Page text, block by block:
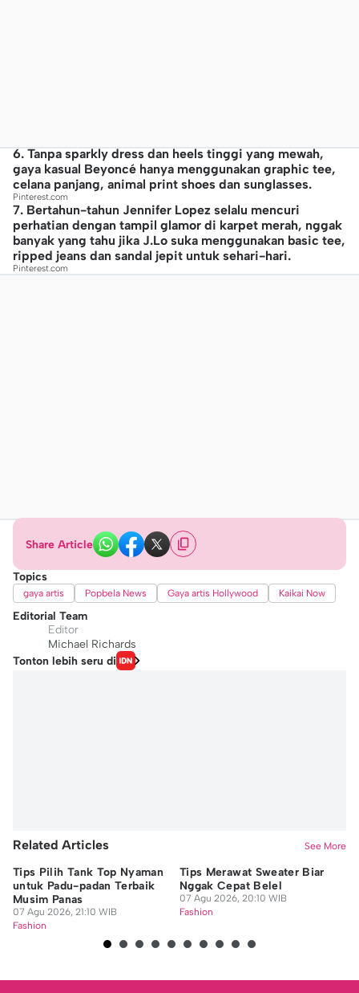
6. Tanpa sparkly dress dan heels tinggi yang mewah,
gaya kasual Beyoncé hanya menggunakan graphic tee,
celana panjang, animal print shoes dan sunglasses.
Pinterest.com
7. Bertahun-tahun Jennifer Lopez selalu mencuri
perhatian dengan tampil glamor di karpet merah, nggak
banyak yang tahu jika J.Lo suka menggunakan basic tee,
ripped jeans dan sandal jepit untuk sehari-hari.
Pinterest.com
Share Article
Topics
gaya artis Popbela News Gaya artis Hollywood Kaikai Now
Editorial Team
Editor
Michael Richards
Tonton lebih seru di
Related Articles See More
Tips Pilih Tank Top Nyaman
untuk Padu-padan Terbaik
Musim Panas
07 Agu 2026, 21:10 WIB
Fashion
Tips Merawat Sweater Biar
Nggak Cepat Belel
07 Agu 2026, 20:10 WIB
Fashion